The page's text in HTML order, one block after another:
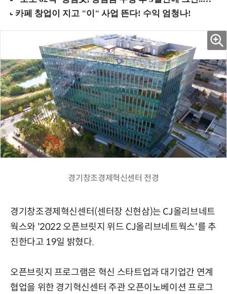
경기창조경제혁신센터 전경
경기창조경제혁신센터(센터장 신현삼)는 CJ올리브네트
웍스와 '2022 오픈브릿지 위드 CJ올리브네트웍스'를 추
진한다고 19일 밝혔다.
오픈브릿지 프로그램은 혁신 스타트업과 대기업간 연계
협업을 위한 경기혁신센터 주관 오픈이노베이션 프로그